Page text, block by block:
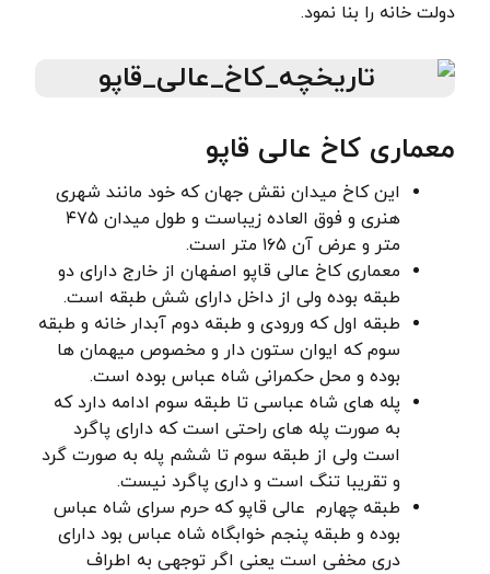
دولت خانه را بنا نمود.
معماری کاخ عالی قاپو
این کاخ میدان نقش جهان که خود مانند شهری
هنری و فوق العاده زیباست و طول میدان ۴۷۵
متر و عرض آن ۱۶۵ متر است.
معماری کاخ عالی قاپو اصفهان از خارج دارای دو
طبقه بوده ولی از داخل دارای شش طبقه است.
طبقه اول که ورودی و طبقه دوم آبدار خانه و طبقه
سوم که ایوان ستون دار و مخصوص میهمان ها
بوده و محل حکمرانی شاه عباس بوده است.
پله های شاه عباسی تا طبقه سوم ادامه دارد که
به صورت پله های راحتی است که دارای پاگرد
است ولی از طبقه سوم تا ششم پله به صورت گرد
و تقریبا تنگ است و داری پاگرد نیست.
طبقه چهارم عالی قاپو که حرم سرای شاه عباس
بوده و طبقه پنجم خوابگاه شاه عباس بود دارای
دری مخفی است یعنی اگر توجهی به اطراف